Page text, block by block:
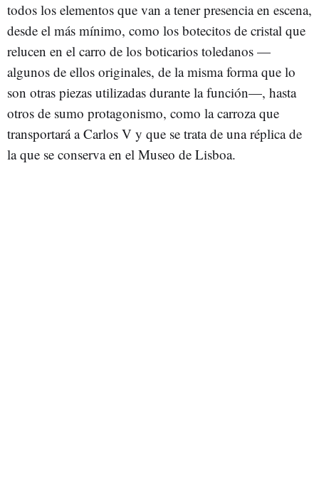
todos los elementos que van a tener presencia en escena,
desde el más mínimo, como los botecitos de cristal que
relucen en el carro de los boticarios toledanos —
algunos de ellos originales, de la misma forma que lo
son otras piezas utilizadas durante la función—, hasta
otros de sumo protagonismo, como la carroza que
transportará a Carlos V y que se trata de una réplica de
la que se conserva en el Museo de Lisboa.